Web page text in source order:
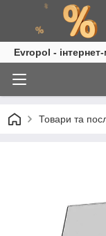
Evropol -
Товари та